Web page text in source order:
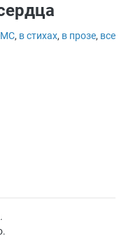
, в стихах, в прозе, все